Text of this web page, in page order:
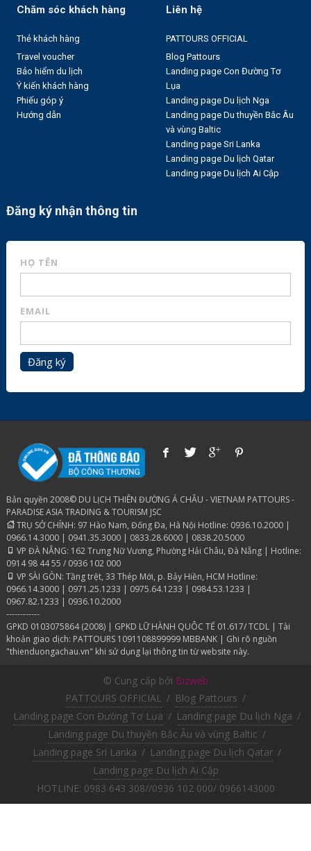
Chăm sóc khách hàng
Thẻ khách hàng
Travel voucher
Bảo hiểm du lịch
Ý kiến khách hàng
Phiếu góp ý
Hướng dẫn
Liên hệ
PATTOURS OFFICIAL
Blog Pattours
Landing page Con Đường Tơ
Lụa
Landing page Du lịch Nga
Landing page Du thuyền Bắc Âu
và vùng Baltic
Landing page Sri Lanka
Landing page Du lịch Qatar
Landing page Du lịch Ai Cập
Đăng ký nhận thông tin
HỌ TÊN
EMAIL
Đăng ký
Bản quyền 2008© DU LỊCH THIÊN ĐƯỜNG Á CHÂU - VIETNAM PATTOURS -
PARADISE ASIA TRADING & TOURISM JSC
TRỤ SỞ CHÍNH: 97 Hào Nam, Đống Đa, Hà Nội Hotline: 0936.10.2000 |
0966.14.3000 | 0941.35.3000 | 0833.28.6000 | 0838.20.5000
VP ĐÀ NẴNG: 162 Trưng Nữ Vương, Phường Hải Châu, Đà Nẵng | Hotline:
0914 98 44 55 / 0936 102 000
VP SÀI GÒN: Tầng trệt, 33 Thép Mới, p. Bảy Hiền, HCM Hotline:
0966.14.3000 | 0971.25.1233 | 0975.64.1233 | 0984.53.1233 |
0967.82.1233 | 0936.10.2000
------------
GPKD 0103075864 (2008) | GPKD LỮ HÀNH QUÔC TẾ 01.617/ TCDL | Tài
khoản giao dịch: PATTOURS 1091108899999 MBBANK | Ghi rõ nguồn
"thienduongachau.vn" khi sử dụng lại thông tin từ website này.
© Cung cấp bởi Bizweb
PATTOURS OFFICIAL / Blog Pattours /
Landing page Con Đường Tơ Lụa / Landing page Du lịch Nga /
Landing page Du thuyền Bắc Âu và vùng Baltic /
Landing page Sri Lanka / Landing page Du lịch Qatar /
Landing page Du lịch Ai Cập
HOTLINE: 0983 643 308//0936 102 000/ 0966143000